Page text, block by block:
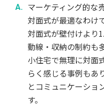
マーケティング的な
対面式が最適なわけ
対面式が壁付けより
動線・収納の制約も
小住宅で無理に対面
らく感じる事例もあ
とコミュニケーショ
す。